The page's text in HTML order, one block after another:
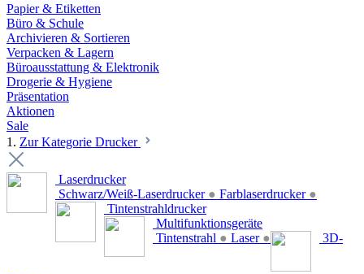
Papier & Etiketten
Büro & Schule
Archivieren & Sortieren
Verpacken & Lagern
Büroausstattung & Elektronik
Drogerie & Hygiene
Präsentation
Aktionen
Sale
1. Zur Kategorie Drucker
Laserdrucker
Schwarz/Weiß-Laserdrucker ● Farblaserdrucker ●
Tintenstrahldrucker
Multifunktionsgeräte
Tintenstrahl ● Laser ● 3D-